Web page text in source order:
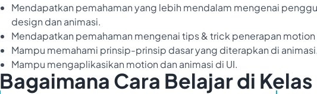
Mendapatkan pemahaman yang lebih mendalam mengenai
design dan animasi.
Mendapatkan pemahaman mengenai tips & trick penerapan
Mampu memahami prinsip-prinsip dasar yang diterapkan di
Mampu mengaplikasikan motion dan animasi di UI.
Bagaimana Cara Belajar di Kelas